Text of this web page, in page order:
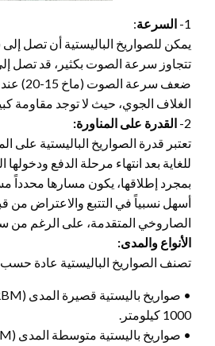
1- السرعة:
يمكن للصواريخ الباليستية أن تصل
ضعف سرعة
الغلاف الجوي، حيث لا توجد مقاومة
2- القدرة على المناورة:
تعتبر قدرة الصواريخ الباليستية على
للغاية بعد انتهاء مرحلة الدفع ودخولها
بمجرد إطلاقها، يكون مسارها محدداً
أسهل نسبياً في التتبع والاعتراض من
الصاروخي المتقدمة، على الرغم من
الأنواع والمدى:
تصنف الصواريخ الباليستية عادة حسب
1000 كيلومتر.